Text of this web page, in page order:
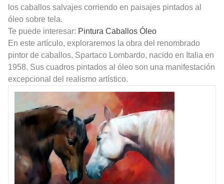
los caballos salvajes corriendo en paisajes pintados al
óleo sobre tela.
Te puede interesar: Pintura Caballos Óleo
En este artículo, exploraremos la obra del renombrado
pintor de caballos, Spartaco Lombardo, nacido en Italia en
1958. Sus cuadros pintados al óleo son una manifestación
excepcional del realismo artístico.